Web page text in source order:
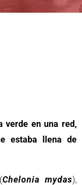
verde en una red,
estaba llena de
Chelonia mydas),